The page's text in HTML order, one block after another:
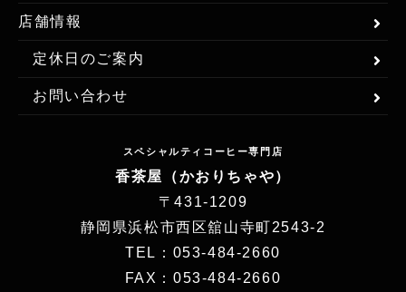
店舗情報
定休日のご案内
お問い合わせ
スペシャルティコーヒー専門店
香茶屋（かおりちゃや）
〒431-1209
静岡県浜松市西区舘山寺町2543-2
TEL：053-484-2660
FAX：053-484-2660